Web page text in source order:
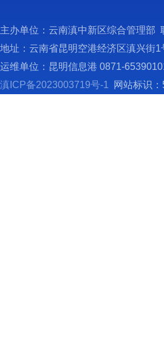
主办单位：云南滇中新区综合管理
地址：云南省昆明空港经济区滇兴街
运维单位：昆明信息港 0871-
滇ICP备2023003719号-1
网站标识